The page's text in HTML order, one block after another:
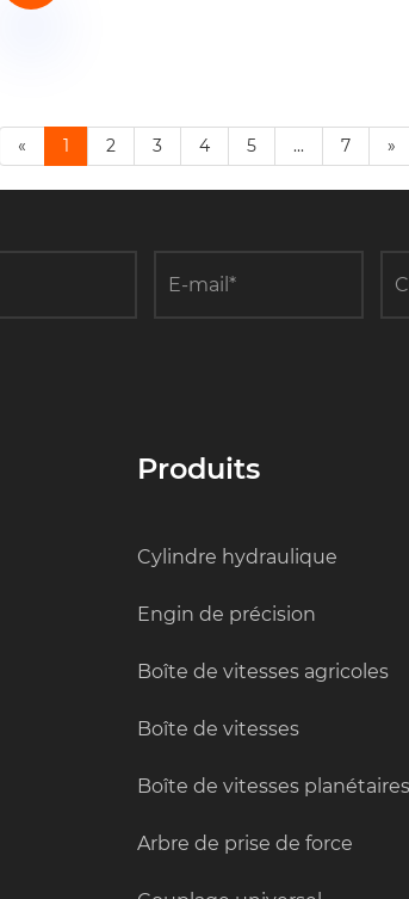
« 1 2 3 4 5 ... 7 »
Produits
Cylindre hydraulique
Engin de précision
Boîte de vitesses agricoles
Boîte de vitesses
Boîte de vitesses planétaires
Arbre de prise de force